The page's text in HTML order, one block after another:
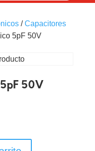
/Capacitores
5pF 50V
50V